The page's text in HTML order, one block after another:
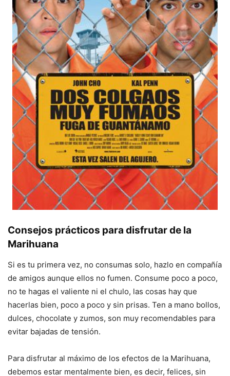
Consejos prácticos para disfrutar de la
Marihuana
Si es tu primera vez, no consumas solo, hazlo en compañía
de amigos aunque ellos no fumen. Consume poco a poco,
no te hagas el valiente ni el chulo, las cosas hay que
hacerlas bien, poco a poco y sin prisas. Ten a mano bollos,
dulces, chocolate y zumos, son muy recomendables para
evitar bajadas de tensión.
Para disfrutar al máximo de los efectos de la Marihuana,
debemos estar mentalmente bien, es decir, felices, sin